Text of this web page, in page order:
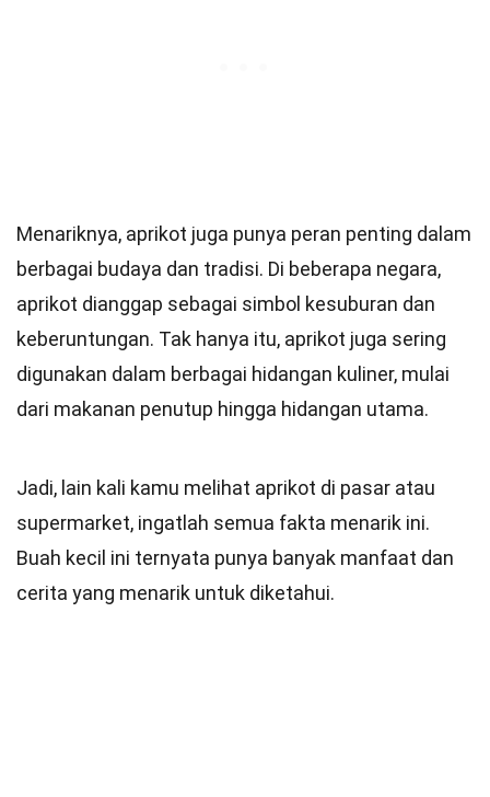
Menariknya, aprikot juga punya peran penting dalam
berbagai budaya dan tradisi. Di beberapa negara,
aprikot dianggap sebagai simbol kesuburan dan
keberuntungan. Tak hanya itu, aprikot juga sering
digunakan dalam berbagai hidangan kuliner, mulai
dari makanan penutup hingga hidangan utama.
Jadi, lain kali kamu melihat aprikot di pasar atau
supermarket, ingatlah semua fakta menarik ini.
Buah kecil ini ternyata punya banyak manfaat dan
cerita yang menarik untuk diketahui.